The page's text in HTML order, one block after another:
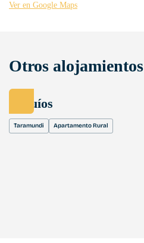
Ver en Google Maps
Otros alojamientos
Esquíos
Taramundi Apartamento Rural